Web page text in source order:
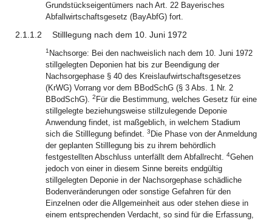
Grundstückseigentümers nach Art. 22 Bayerisches
Abfallwirtschaftsgesetz (BayAbfG) fort.
2.1.1.2 Stilllegung nach dem 10. Juni 1972
1 Nachsorge: Bei den nachweislich nach dem 10. Juni 1972
stillgelegten Deponien hat bis zur Beendigung der
Nachsorgephase § 40 des Kreislaufwirtschaftsgesetzes
(KrWG) Vorrang vor dem BBodSchG (§ 3 Abs. 1 Nr. 2
BBodSchG). 2 Für die Bestimmung, welches Gesetz für eine
stillgelegte beziehungsweise stillzulegende Deponie
Anwendung findet, ist maßgeblich, in welchem Stadium
sich die Stilllegung befindet. 3 Die Phase von der Anmeldung
der geplanten Stilllegung bis zu ihrem behördlich
festgestellten Abschluss unterfällt dem Abfallrecht. 4Gehen
jedoch von einer in diesem Sinne bereits endgültig
stillgelegten Deponie in der Nachsorgephase schädliche
Bodenveränderungen oder sonstige Gefahren für den
Einzelnen oder die Allgemeinheit aus oder stehen diese in
einem entsprechenden Verdacht, so sind für die Erfassung,